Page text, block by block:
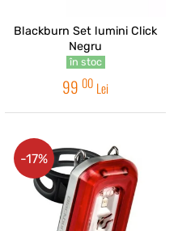
Blackburn Set lumini Click
Negru
în stoc
99 00 Lei
-17%